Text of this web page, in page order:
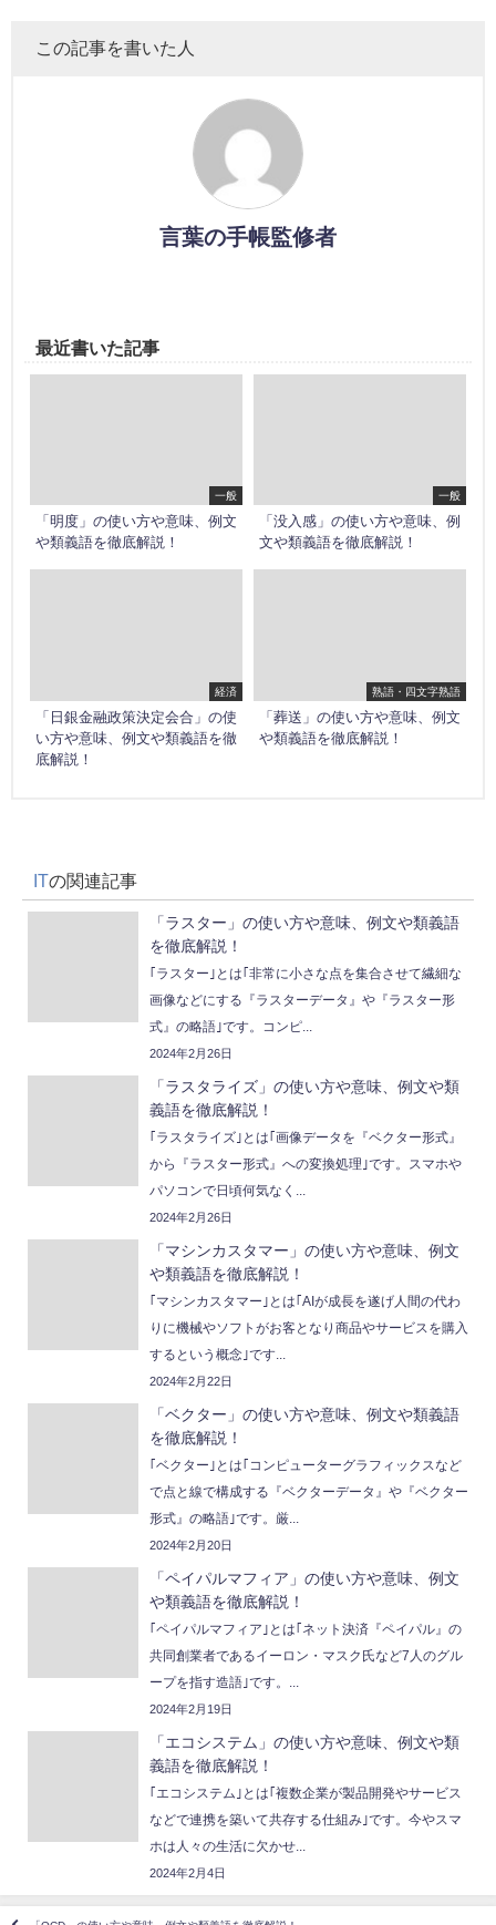
この記事を書いた人
言葉の手帳監修者
最近書いた記事
一般
「明度」の使い方や意味、例文
や類義語を徹底解説！
一般
「没入感」の使い方や意味、例
文や類義語を徹底解説！
経済
「日銀金融政策決定会合」の使
い方や意味、例文や類義語を徹
底解説！
熟語・四文字熟語
「葬送」の使い方や意味、例文
や類義語を徹底解説！
ITの関連記事
「ラスター」の使い方や意味、例文や類義語
を徹底解説！
｢ラスター｣とは｢非常に小さな点を集合させて繊細な
画像などにする『ラスターデータ』や『ラスター形
式』の略語｣です。コンピ...
2024年2月26日
「ラスタライズ」の使い方や意味、例文や類
義語を徹底解説！
｢ラスタライズ｣とは｢画像データを『ベクター形式』
から『ラスター形式』への変換処理｣です。スマホや
パソコンで日頃何気なく...
2024年2月26日
「マシンカスタマー」の使い方や意味、例文
や類義語を徹底解説！
｢マシンカスタマー｣とは｢AIが成長を遂げ人間の代わ
りに機械やソフトがお客となり商品やサービスを購入
するという概念｣です...
2024年2月22日
「ベクター」の使い方や意味、例文や類義語
を徹底解説！
｢ベクター｣とは｢コンピューターグラフィックスなど
で点と線で構成する『ベクターデータ』や『ベクター
形式』の略語｣です。厳...
2024年2月20日
「ペイパルマフィア」の使い方や意味、例文
や類義語を徹底解説！
｢ペイパルマフィア｣とは｢ネット決済『ペイパル』の
共同創業者であるイーロン・マスク氏など7人のグル
ープを指す造語｣です。...
2024年2月19日
「エコシステム」の使い方や意味、例文や類
義語を徹底解説！
｢エコシステム｣とは｢複数企業が製品開発やサービス
などで連携を築いて共存する仕組み｣です。今やスマ
ホは人々の生活に欠かせ...
2024年2月4日